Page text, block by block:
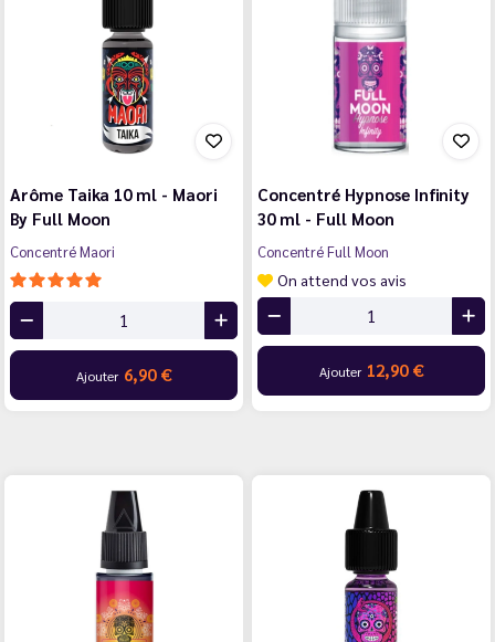
Arôme Taika 10 ml - Maori
By Full Moon
Concentré Maori
Ajouter 6,90 €
Concentré Hypnose Infinity
30 ml - Full Moon
Concentré Full Moon
On attend vos avis
Ajouter 12,90 €